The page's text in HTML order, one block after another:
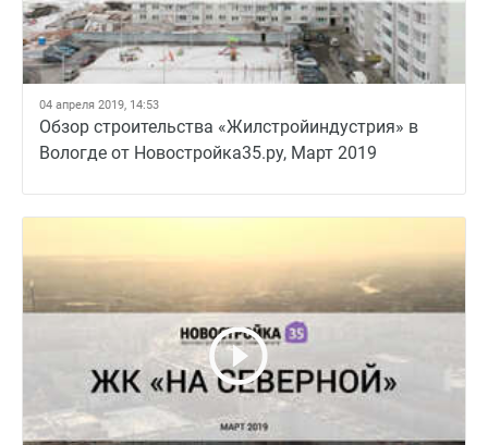
04 апреля 2019, 14:53
Обзор строительства «Жилстройиндустрия» в
Вологде от Новостройка35.ру, Март 2019